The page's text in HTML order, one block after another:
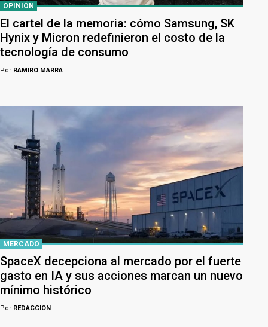
OPINIÓN
El cartel de la memoria: cómo Samsung, SK
Hynix y Micron redefinieron el costo de la
tecnología de consumo
Por RAMIRO MARRA
MERCADO
SpaceX decepciona al mercado por el fuerte
gasto en IA y sus acciones marcan un nuevo
mínimo histórico
Por REDACCION